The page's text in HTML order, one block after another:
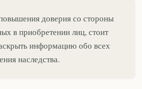
доверия со стороны
в приобретении лиц, стоит
информацию обо всех
наследства.